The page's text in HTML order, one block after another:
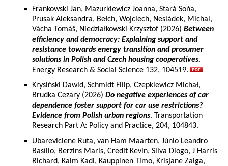
Frankowski Jan, Mazurkiewicz Joanna, Stará Soňa,
Prusak Aleksandra, Bełch, Wojciech, Nesládek, Michal,
Vácha Tomáš, Niedziałkowski Krzysztof (2026) Between
efficiency and democracy: Explaining support and
resistance towards energy transition and prosumer
solutions in Polish and Czech housing cooperatives.
Energy Research & Social Science 132, 104519.
Krysiński Dawid, Schmidt Filip, Czepkiewicz Michał,
Brudka Cezary (2026) Do negative experiences of car
dependence foster support for car use restrictions?
Evidence from Polish urban regions. Transportation
Research Part A: Policy and Practice, 204, 104843.
Ubareviciene Ruta, van Ham Maarten, Júnio Leandro
Basílio, Berzins Maris, Credit Kevin, Silva Diogo, J Harris
Richard, Kalm Kadi, Kauppinen Timo, Krisjane Zaiga,